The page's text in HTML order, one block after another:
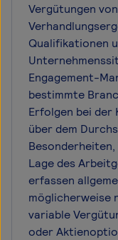
Vergütungen
Qualifikationen
Engagement-
bestimmte
Erfolgen bei der
über dem
Lage des
erfassen
möglicherweise
variable
oder